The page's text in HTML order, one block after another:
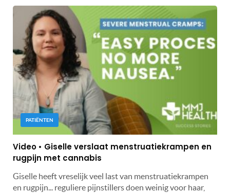
PATIËNTEN
Video • Giselle verslaat menstruatiekrampen en
rugpijn met cannabis
Giselle heeft vreselijk veel last van menstruatiekrampen
en rugpijn... reguliere pijnstillers doen weinig voor haar,